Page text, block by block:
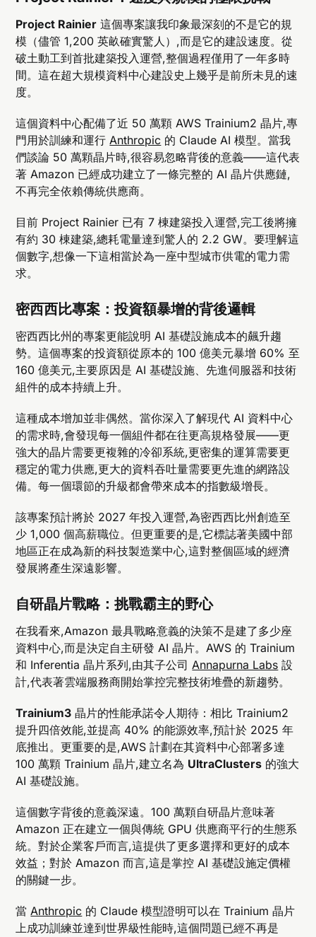
Project Rainier 這個專案讓我印象最深刻的不是它的規
模（儘管 1,200 英畝確實驚人）,而是它的建設速度。從
破土動工到首批建築投入運營,整個過程僅用了一年多時
間。這在超大規模資料中心建設史上幾乎是前所未見的速
度。
這個資料中心配備了近 50 萬顆 AWS Trainium2 晶片,專
門用於訓練和運行Anthropic 的 Claude AI 模型。當我
們談論 50 萬顆晶片時,很容易忽略背後的意義——這代表
著 Amazon 已經成功建立了一條完整的 AI 晶片供應鏈,
不再完全依賴傳統供應商。
目前 Project Rainier 已有 7 棟建築投入運營,完工後將擁
有約 30 棟建築,總耗電量達到驚人的 2.2 GW。要理解這
個數字,想像一下這相當於為一座中型城市供電的電力需
求。
密西西比專案：投資額暴增的背後邏輯
密西西比州的專案更能說明 AI 基礎設施成本的飆升趨
勢。這個專案的投資額從原本的 100 億美元暴增 60% 至
160 億美元,主要原因是 AI 基礎設施、先進伺服器和技術
組件的成本持續上升。
這種成本增加並非偶然。當你深入了解現代 AI 資料中心
的需求時,會發現每一個組件都在往更高規格發展——更
強大的晶片需要更複雜的冷卻系統,更密集的運算需要更
穩定的電力供應,更大的資料吞吐量需要更先進的網路設
備。每一個環節的升級都會帶來成本的指數級增長。
該專案預計將於 2027 年投入運營,為密西西比州創造至
少 1,000 個高薪職位。但更重要的是,它標誌著美國中部
地區正在成為新的科技製造業中心,這對整個區域的經濟
發展將產生深遠影響。
自研晶片戰略：挑戰霸主的野心
在我看來,Amazon 最具戰略意義的決策不是建了多少座
資料中心,而是決定自主研發 AI 晶片。AWS 的 Trainium
和 Inferentia 晶片系列,由其子公司Annapurna Labs 設
計,代表著雲端服務商開始掌控完整技術堆疊的新趨勢。
Trainium3 晶片的性能承諾令人期待：相比 Trainium2
提升四倍效能,並提高 40% 的能源效率,預計於 2025 年
底推出。更重要的是,AWS 計劃在其資料中心部署多達
100 萬顆 Trainium 晶片,建立名為 UltraClusters 的強大
AI 基礎設施。
這個數字背後的意義深遠。100 萬顆自研晶片意味著
Amazon 正在建立一個與傳統 GPU 供應商平行的生態系
統。對於企業客戶而言,這提供了更多選擇和更好的成本
效益；對於 Amazon 而言,這是掌控 AI 基礎設施定價權
的關鍵一步。
當Anthropic 的 Claude 模型證明可以在 Trainium 晶片
上成功訓練並達到世界級性能時,這個問題已經不再是